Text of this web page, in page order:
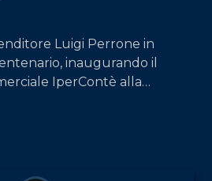
Luigi Perrone in
inaugurando il
IperContè alla